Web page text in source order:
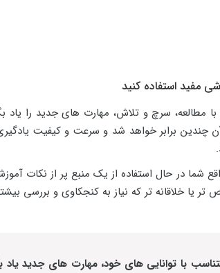
مفید استفاده کنید
با مطالعه، سرچ و تلاش، مهارت های جدید را
آن چندین برابر خواهد شد و سرعت و کیفیت
واقع شما در حال استفاده از یک منبع پر از
تر یا خلاقانه تر که نیاز به کنجکاوی و بررسی
با توانایی های خود، مهارت های جدید